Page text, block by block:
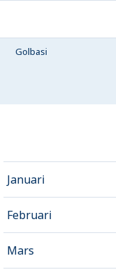
Golbasi
Januari
Februari
Mars